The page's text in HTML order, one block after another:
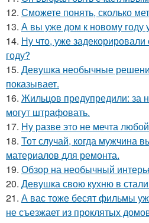
12. Сможете понять, сколько
13. А вы уже дом к новому году
14. Ну что, уже
году?
15. Девушка необычные
показывает.
16. Жильцов предупредили: за
могут штрафовать.
17. Ну разве это не мечта
18. Тот случай, когда мужчина
материалов для ремонта.
19. Обзор на необычный
20. Девушка свою кухню в
21. А вас тоже бесят фильмы
не съезжает из проклятых